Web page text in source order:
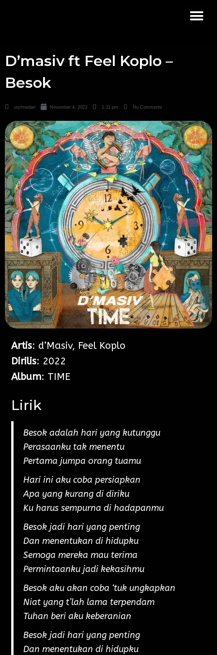
D’masiv ft Feel Koplo –
Besok
utyfmedari November 4, 2023 1:31 pm No Comments
Artis: d’Masiv, Feel Koplo
Dirilis: 2022
Album: TIME
Lirik
Besok adalah hari yang kutunggu
Perasaanku tak menentu
Pertama jumpa orang tuamu
Hari ini aku coba persiapkan
Apa yang kurang di diriku
Ku harus sempurna di hadapanmu
Besok jadi hari yang penting
Dan menentukan di hidupku
Semoga mereka mau terima
Permintaanku jadi kekasihmu
Besok aku akan coba ‘tuk ungkapkan
Niat yang t’lah lama terpendam
Tuhan beri aku keberanian
Besok jadi hari yang penting
Dan menentukan di hidupku